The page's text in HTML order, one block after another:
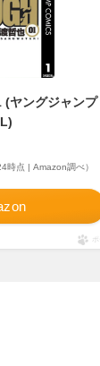
ヤングジャンプ
時点 | Amazon調べ）